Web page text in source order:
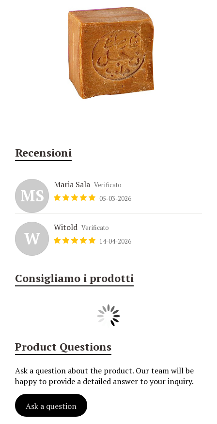
Recensioni
MS
Maria Sala Verificato
05-03-2026
W
Witold Verificato
14-04-2026
Consigliamo i prodotti
Product Questions
Ask a question about the product. Our team will be
happy to provide a detailed answer to your inquiry.
Ask a question